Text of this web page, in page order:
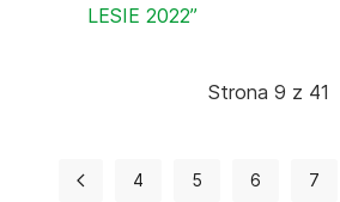
LESIE 2022”
Strona 9 z 41
4 5 6 7